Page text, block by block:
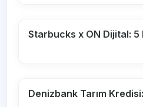
Starbucks x ON Dijital: 5
Denizbank Tarım